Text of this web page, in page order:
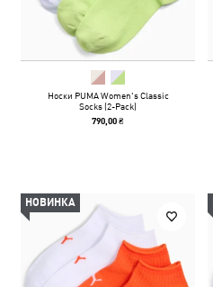
Носки PUMA Women's Classic
Socks (2-Pack)
790,00 ₴
НОВИНКА